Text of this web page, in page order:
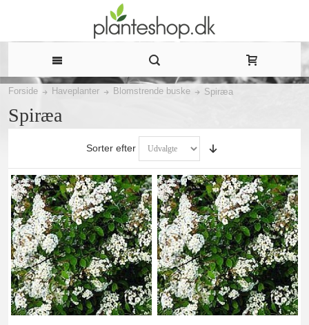
Forside Haveplanter Blomstrende buske Spiræa
Spiræa
Sorter efter